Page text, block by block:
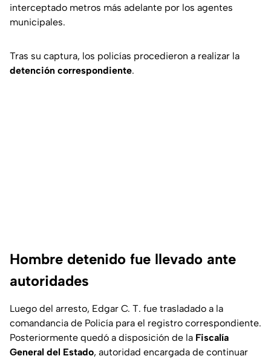
interceptado metros más adelante por los agentes
municipales.
Tras su captura, los policías procedieron a realizar la
detención correspondiente.
Hombre detenido fue llevado ante
autoridades
Luego del arresto, Edgar C. T. fue trasladado a la
comandancia de Policía para el registro correspondiente.
Posteriormente quedó a disposición de la Fiscalía
General del Estado, autoridad encargada de continuar